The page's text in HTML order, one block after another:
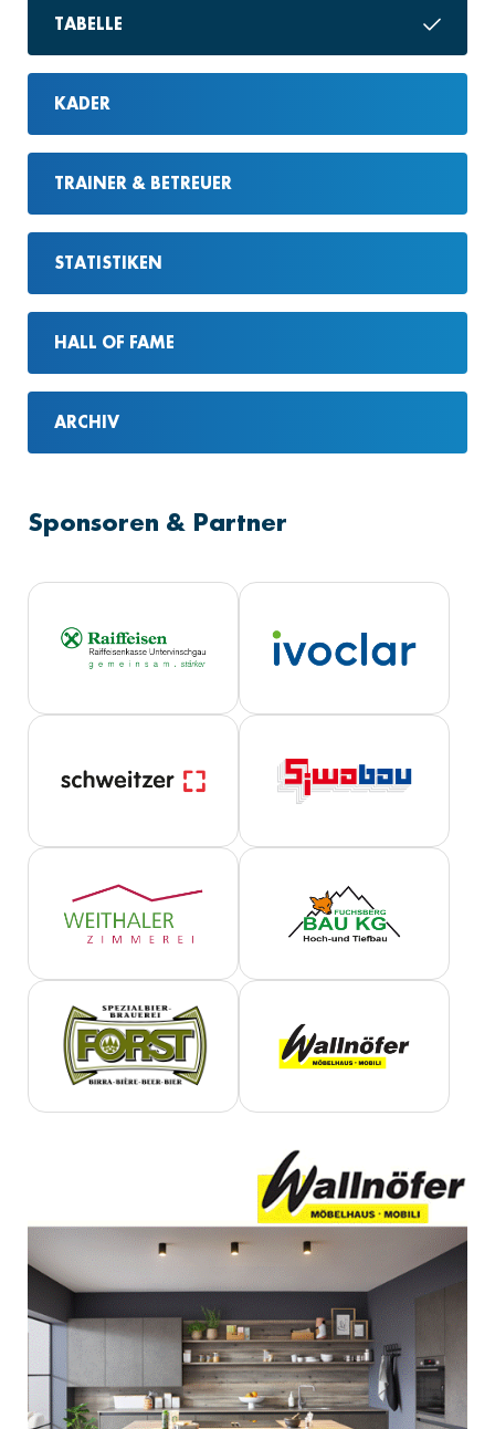
TABELLE
KADER
TRAINER & BETREUER
STATISTIKEN
HALL OF FAME
ARCHIV
Sponsoren & Partner